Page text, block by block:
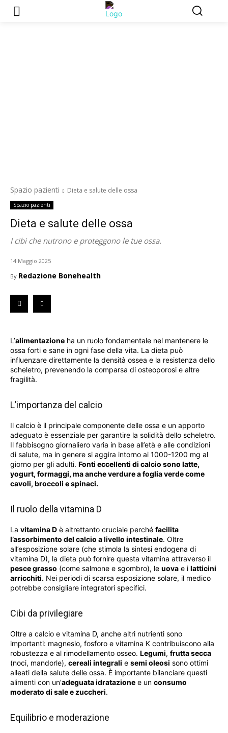
Spazio pazienti Dieta e salute delle ossa
Spazio pazienti
Dieta e salute delle ossa
I cibi che nutrono e proteggono le tue ossa.
14 Maggio 2025
By Redazione Bonehealth
L’alimentazione ha un ruolo fondamentale nel mantenere le
ossa forti e sane in ogni fase della vita. La dieta può
influenzare direttamente la densità ossea e la resistenza dello
scheletro, prevenendo la comparsa di osteoporosi e altre
fragilità.
L’importanza del calcio
Il calcio è il principale componente delle ossa e un apporto
adeguato è essenziale per garantire la solidità dello scheletro.
Il fabbisogno giornaliero varia in base all’età e alle condizioni
di salute, ma in genere si aggira intorno ai 1000-1200 mg al
giorno per gli adulti. Fonti eccellenti di calcio sono latte,
yogurt, formaggi, ma anche verdure a foglia verde come
cavoli, broccoli e spinaci.
Il ruolo della vitamina D
La vitamina D è altrettanto cruciale perché facilita
l’assorbimento del calcio a livello intestinale. Oltre
all’esposizione solare (che stimola la sintesi endogena di
vitamina D), la dieta può fornire questa vitamina attraverso il
pesce grasso (come salmone e sgombro), le uova e i latticini
arricchiti. Nei periodi di scarsa esposizione solare, il medico
potrebbe consigliare integratori specifici.
Cibi da privilegiare
Oltre a calcio e vitamina D, anche altri nutrienti sono
importanti: magnesio, fosforo e vitamina K contribuiscono alla
robustezza e al rimodellamento osseo. Legumi, frutta secca
(noci, mandorle), cereali integrali e semi oleosi sono ottimi
alleati della salute delle ossa. È importante bilanciare questi
alimenti con un’adeguata idratazione e un consumo
moderato di sale e zuccheri.
Equilibrio e moderazione